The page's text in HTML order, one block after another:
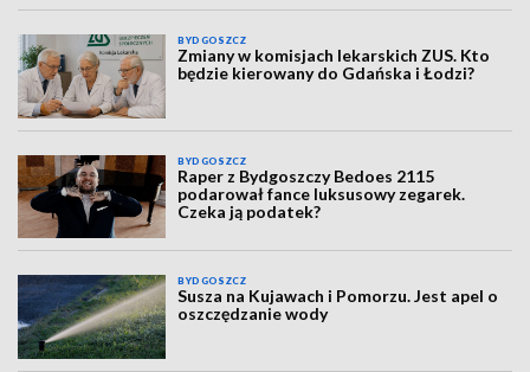
BYDGOSZCZ
Zmiany w komisjach lekarskich ZUS. Kto
będzie kierowany do Gdańska i Łodzi?
BYDGOSZCZ
Raper z Bydgoszczy Bedoes 2115
podarował fance luksusowy zegarek.
Czeka ją podatek?
BYDGOSZCZ
Susza na Kujawach i Pomorzu. Jest apel o
oszczędzanie wody